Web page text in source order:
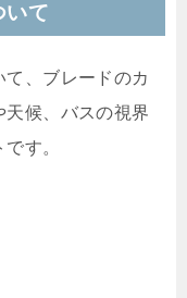
いて
、ブレードのカ
天候、バスの視界
す。